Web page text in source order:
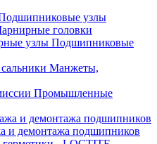
узлы
головки
Подшипниковые
Манжеты,
Промышленные
и демонтажа подшипников